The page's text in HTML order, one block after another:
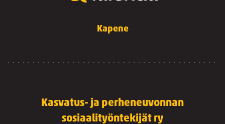
Kapene
Kasvatus- ja perheneuvonnan
sosiaalityöntekijät ry